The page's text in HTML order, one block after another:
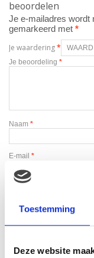
Toestemming
Deze website
beoordelen
Je e-mailadres wordt
gemarkeerd met *
Je waardering*
Je beoordeling *
Naam *
E-mail *